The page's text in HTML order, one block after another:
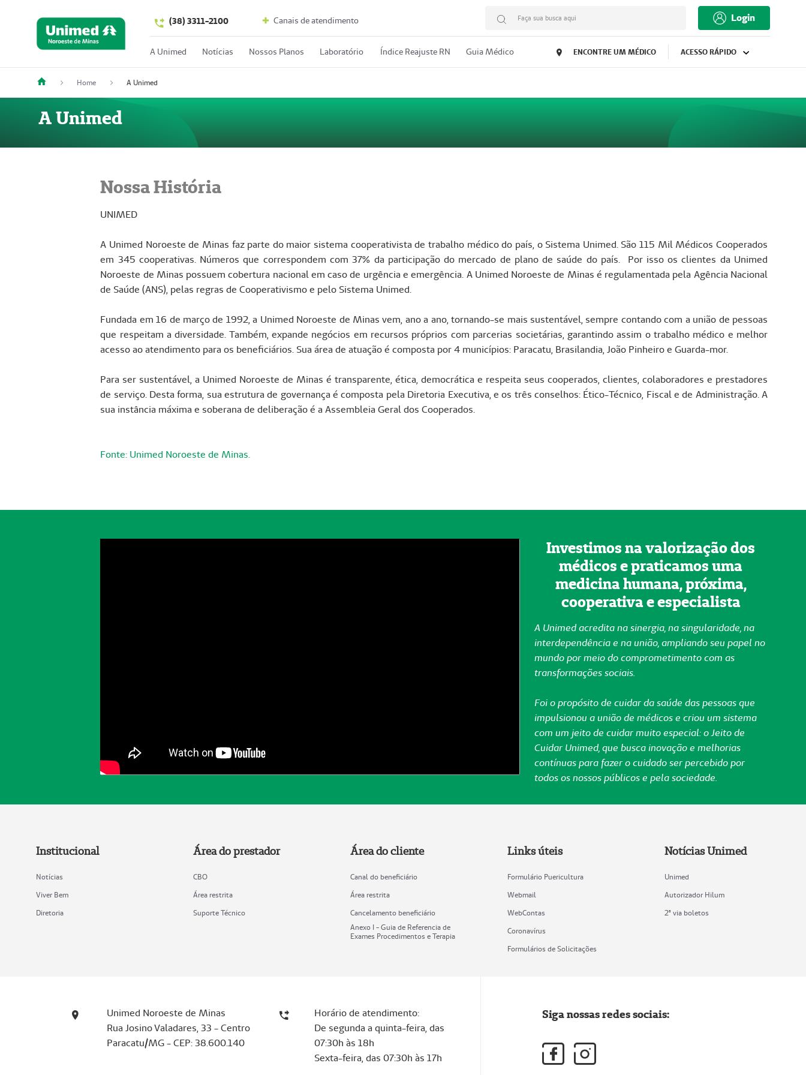
(38) 3311-2100 Canais de atendimento Faça sua busca aqui Login
A Unimed Notícias Nossos Planos Laboratório Índice Reajuste RN Guia Médico ENCONTRE UM MÉDICO ACESSO RÁPIDO
Home A Unimed
A Unimed
Nossa História
UNIMED
A Unimed Noroeste de Minas faz parte do maior sistema cooperativista de trabalho médico do país, o Sistema Unimed. São 115 Mil Médicos Cooperados
em 345 cooperativas. Números que correspondem com 37% da participação do mercado de plano de saúde do país. Por isso os clientes da Unimed
Noroeste de Minas possuem cobertura nacional em caso de urgência e emergência. A Unimed Noroeste de Minas é regulamentada pela Agência Nacional
de Saúde (ANS), pelas regras de Cooperativismo e pelo Sistema Unimed.
Fundada em 16 de março de 1992, a Unimed Noroeste de Minas vem, ano a ano, tornando-se mais sustentável, sempre contando com a união de pessoas
que respeitam a diversidade. Também, expande negócios em recursos próprios com parcerias societárias, garantindo assim o trabalho médico e melhor
acesso ao atendimento para os beneficiários. Sua área de atuação é composta por 4 municípios: Paracatu, Brasilandia, João Pinheiro e Guarda-mor.
Para ser sustentável, a Unimed Noroeste de Minas é transparente, ética, democrática e respeita seus cooperados, clientes, colaboradores e prestadores
de serviço. Desta forma, sua estrutura de governança é composta pela Diretoria Executiva, e os três conselhos: Ético-Técnico, Fiscal e de Administração. A
sua instância máxima e soberana de deliberação é a Assembleia Geral dos Cooperados.
Fonte: Unimed Noroeste de Minas.
Investimos na valorização dos
médicos e praticamos uma
medicina humana, próxima,
cooperativa e especialista
A Unimed acredita na sinergia, na singularidade, na
interdependência e na união, ampliando seu papel no
mundo por meio do comprometimento com as
transformações sociais.
Foi o propósito de cuidar da saúde das pessoas que
impulsionou a união de médicos e criou um sistema
com um jeito de cuidar muito especial: o Jeito de
Cuidar Unimed, que busca inovação e melhorias
contínuas para fazer o cuidado ser percebido por
todos os nossos públicos e pela sociedade.
Institucional
Notícias
Viver Bem
Diretoria
Área do prestador
CBO
Área restrita
Suporte Técnico
Área do cliente
Canal do beneficiário
Área restrita
Cancelamento beneficiário
Anexo I - Guia de Referencia de
Exames Procedimentos e Terapia
Links úteis
Formulário Puericultura
Webmail
WebContas
Coronavírus
Formulários de Solicitações
Notícias Unimed
Unimed
Autorizador Hilum
2ª via boletos
Unimed Noroeste de Minas
Rua Josino Valadares, 33 - Centro
Paracatu/MG - CEP: 38.600.140
Horário de atendimento:
De segunda a quinta-feira, das
07:30h às 18h
Sexta-feira, das 07:30h às 17h
Siga nossas redes sociais: